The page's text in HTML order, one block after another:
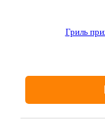
Гриль